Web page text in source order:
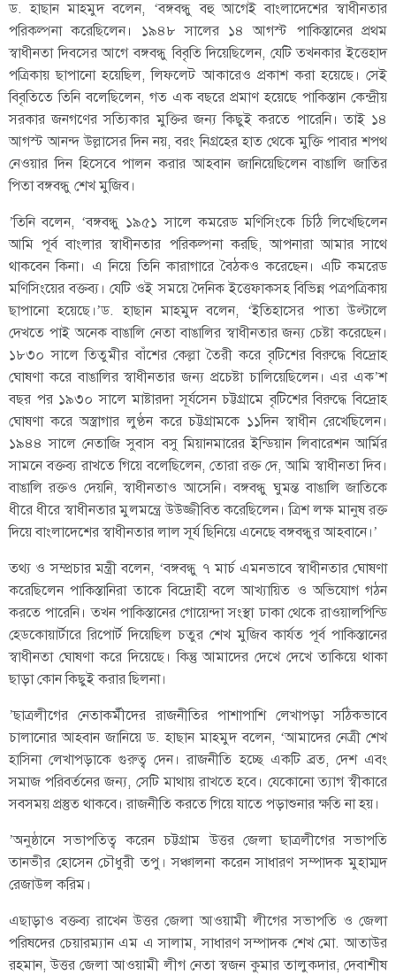
ড. হাছান মাহমুদ বলেন, ‘বঙ্গবন্ধু বহু আগেই বাংলাদেশের স্বাধীনতার
পরিকল্পনা করেছিলেন। ১৯৪৮ সালের ১৪ আগস্ট পাকিস্তানের প্রথম
স্বাধীনতা দিবসের আগে বঙ্গবন্ধু বিবৃতি দিয়েছিলেন, যেটি তখনকার ইত্তেহাদ
পত্রিকায় ছাপানো হয়েছিল, লিফলেট আকারেও প্রকাশ করা হয়েছে। সেই
বিবৃতিতে তিনি বলেছিলেন, গত এক বছরে প্রমাণ হয়েছে পাকিস্তান কেন্দ্রীয়
সরকার জনগণের সত্যিকার মুক্তির জন্য কিছুই করতে পারেনি। তাই ১৪
আগস্ট আনন্দ উল্লাসের দিন নয়, বরং নিগ্রহের হাত থেকে মুক্তি পাবার শপথ
নেওয়ার দিন হিসেবে পালন করার আহবান জানিয়েছিলেন বাঙালি জাতির
পিতা বঙ্গবন্ধু শেখ মুজিব।
’তিনি বলেন, ‘বঙ্গবন্ধু ১৯৫১ সালে কমরেড মণিসিংকে চিঠি লিখেছিলেন
আমি পূর্ব বাংলার স্বাধীনতার পরিকল্পনা করছি, আপনারা আমার সাথে
থাকবেন কিনা। এ নিয়ে তিনি কারাগারে বৈঠকও করেছেন। এটি কমরেড
মণিসিংয়ের বক্তব্য। যেটি ওই সময়ে দৈনিক ইত্তেফাকসহ বিভিন্ন পত্রপত্রিকায়
ছাপানো হয়েছে।’ড. হাছান মাহমুদ বলেন, ‘ইতিহাসের পাতা উল্টালে
দেখতে পাই অনেক বাঙালি নেতা বাঙালির স্বাধীনতার জন্য চেষ্টা করেছেন।
১৮৩০ সালে তিতুমীর বাঁশের কেল্লা তৈরী করে বৃটিশের বিরুদ্ধে বিদ্রোহ
ঘোষণা করে বাঙালির স্বাধীনতার জন্য প্রচেষ্টা চালিয়েছিলেন। এর এক’শ
বছর পর ১৯৩০ সালে মাষ্টারদা সূর্যসেন চট্টগ্রামে বৃটিশের বিরুদ্ধে বিদ্রোহ
ঘোষণা করে অস্ত্রাগার লুণ্ঠন করে চট্টগ্রামকে ১১দিন স্বাধীন রেখেছিলেন।
১৯৪৪ সালে নেতাজি সুবাস বসু মিয়ানমারের ইন্ডিয়ান লিবারেশন আর্মির
সামনে বক্তব্য রাখতে গিয়ে বলেছিলেন, তোরা রক্ত দে, আমি স্বাধীনতা দিব।
বাঙালি রক্তও দেয়নি, স্বাধীনতাও আসেনি। বঙ্গবন্ধু ঘুমন্ত বাঙালি জাতিকে
ধীরে ধীরে স্বাধীনতার মুলমন্ত্রে উউজ্জীবিত করেছিলেন। ত্রিশ লক্ষ মানুষ রক্ত
দিয়ে বাংলাদেশের স্বাধীনতার লাল সূর্য ছিনিয়ে এনেছে বঙ্গবন্ধুর আহবানে।’
তথ্য ও সম্প্রচার মন্ত্রী বলেন, ‘বঙ্গবন্ধু ৭ মার্চ এমনভাবে স্বাধীনতার ঘোষণা
করেছিলেন পাকিস্তানিরা তাকে বিদ্রোহী বলে আখ্যায়িত ও অভিযোগ গঠন
করতে পারেনি। তখন পাকিস্তানের গোয়েন্দা সংস্থা ঢাকা থেকে রাওয়ালপিন্ডি
হেডকোয়ার্টারে রিপোর্ট দিয়েছিল চতুর শেখ মুজিব কার্যত পূর্ব পাকিস্তানের
স্বাধীনতা ঘোষণা করে দিয়েছে। কিন্তু আমাদের দেখে দেখে তাকিয়ে থাকা
ছাড়া কোন কিছুই করার ছিলনা।
’ছাত্রলীগের নেতাকর্মীদের রাজনীতির পাশাপাশি লেখাপড়া সঠিকভাবে
চালানোর আহবান জানিয়ে ড. হাছান মাহমুদ বলেন, ‘আমাদের নেত্রী শেখ
হাসিনা লেখাপড়াকে গুরুত্ব দেন। রাজনীতি হচ্ছে একটি ব্রত, দেশ এবং
সমাজ পরিবর্তনের জন্য, সেটি মাথায় রাখতে হবে। যেকোনো ত্যাগ স্বীকারে
সবসময় প্রস্তুত থাকবে। রাজনীতি করতে গিয়ে যাতে পড়াশুনার ক্ষতি না হয়।
’অনুষ্ঠানে সভাপতিত্ব করেন চট্টগ্রাম উত্তর জেলা ছাত্রলীগের সভাপতি
তানভীর হোসেন চৌধুরী তপু। সঞ্চালনা করেন সাধারণ সম্পাদক মুহাম্মদ
রেজাউল করিম।
এছাড়াও বক্তব্য রাখেন উত্তর জেলা আওয়ামী লীগের সভাপতি ও জেলা
পরিষদের চেয়ারম্যান এম এ সালাম, সাধারণ সম্পাদক শেখ মো. আতাউর
রহমান, উত্তর জেলা আওয়ামী লীগ নেতা স্বজন কুমার তালুকদার, দেবাশীষ